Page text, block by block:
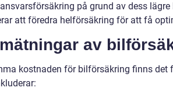
på grund av dess
att föredra helförsäkring för att få
av
kostnaden för bilförsäkring finns